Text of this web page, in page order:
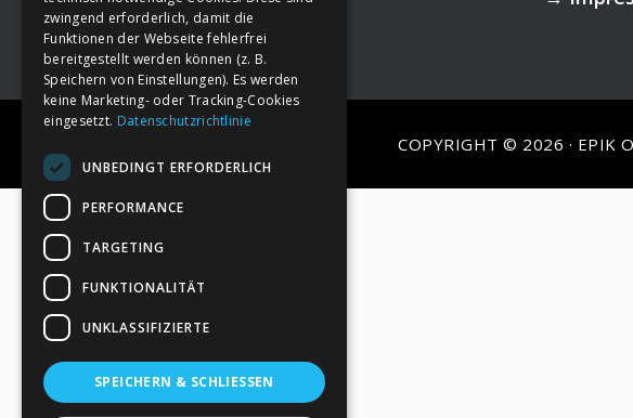
COPYRIGHT © 2026 · EPIK
zwingend erforderlich, damit die
Funktionen der Webseite fehlerfrei
bereitgestellt werden können (z. B.
Speichern von Einstellungen). Es werden
keine Marketing- oder Tracking-Cookies
eingesetzt. Datenschutzrichtlinie
UNBEDINGT ERFORDERLICH
PERFORMANCE
TARGETING
FUNKTIONALITÄT
UNKLASSIFIZIERTE
SPEICHERN & SCHLIESSEN